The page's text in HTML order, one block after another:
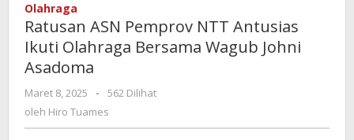
Antusias
Ikuti
Asadoma
Olahraga
Ratusan ASN Pemprov NTT Antusias
Ikuti Olahraga Bersama Wagub Johni
Asadoma
Maret 8, 2025
oleh
-
562 Dilihat
oleh Hiro Tuames